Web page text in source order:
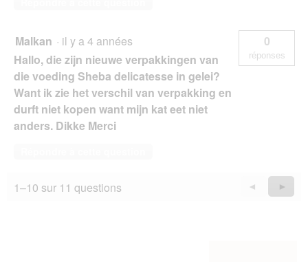
Malkan · il y a 4 années
Hallo, die zijn nieuwe verpakkingen van
die voeding Sheba delicatesse in gelei?
Want ik zie het verschil van verpakking en
durft niet kopen want mijn kat eet niet
anders. Dikke Merci
0
réponses
1–10 sur 11 questions
Précédent
Questions
◄ ►